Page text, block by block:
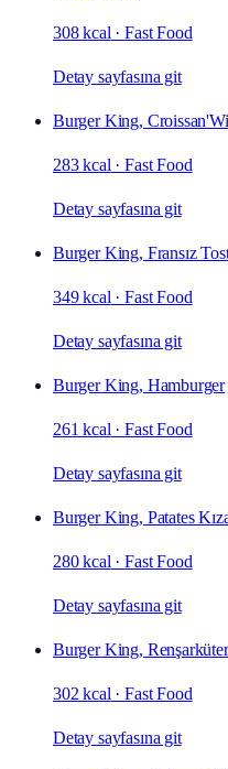
308 kcal ·Fast Food
Detay sayfasına git
Burger King,
283 kcal ·Fast Food
Detay sayfasına git
Burger King, Fransız
349 kcal ·Fast Food
Detay sayfasına git
Burger King, Hamburger
261 kcal ·Fast Food
Detay sayfasına git
Burger King, Patates
280 kcal ·Fast Food
Detay sayfasına git
Burger King,
302 kcal ·Fast Food
Detay sayfasına git